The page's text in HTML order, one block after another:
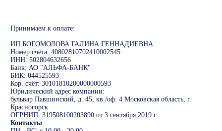
Принимаем к оплате:
ИП БОГОМОЛОВА ГАЛИНА ГЕННАДИЕВНА
Номер счёта: 40802810702410002545
ИНН: 502804632656
Банк: АО "АЛЬФА-БАНК"
БИК: 044525593
Кор. счёт: 30101810200000000593
Юридический адрес компании:
бульвар Павшинский, д. 45, кв./оф. 4 Московская область, г.
Красногорск
ОГРНИП: 319508100203890 от 3 сентября 2019 г.
Контакты